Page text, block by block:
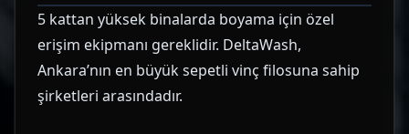
5 kattan yüksek binalarda boyama için özel
erişim ekipmanı gereklidir. DeltaWash,
Ankara’nın en büyük sepetli vinç filosuna sahip
şirketleri arasındadır.